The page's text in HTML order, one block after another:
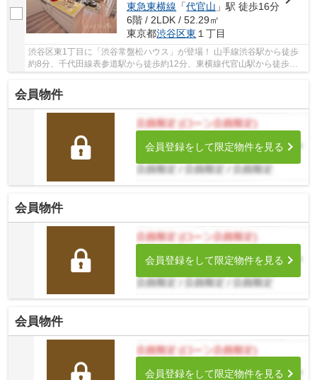
東急東横線 「代官山 」駅 徒歩16分
6階 / 2LDK / 52.29㎡
東京都渋谷区東 １丁目
渋谷区東1丁目に「渋谷常盤松ハウス」が登場！ 山手線渋谷駅から徒歩
約8分、千代田線表参道駅から徒歩約12分、東横線代官山駅から徒歩約
会員物件
会員登録をして限定物件を見る
会員物件
会員登録をして限定物件を見る
会員物件
会員登録をして限定物件を見る